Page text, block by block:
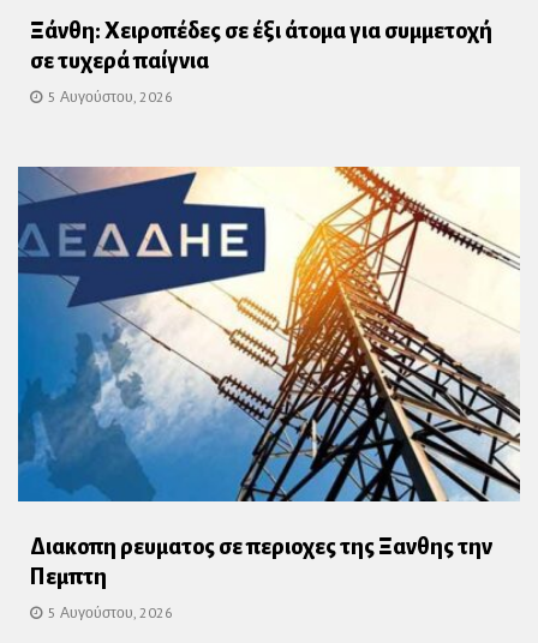
Ξάνθη: Χειροπέδες σε έξι άτομα για συμμετοχή
σε τυχερά παίγνια
5 Αυγούστου, 2026
Διακοπη ρευματος σε περιοχες της Ξανθης την
Πεμπτη
5 Αυγούστου, 2026